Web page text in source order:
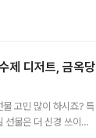
촌을 소개해드릴게요.
딱 어울리는 아이템들
력을 하나씩 살펴보
특별할까요?🌟 고급
에명인명촌에서는 된
식으로 만든 장류를 만
제 디저트, 금옥당
고민 많이 하시죠? 특
선물은 더 신경 쓰이기